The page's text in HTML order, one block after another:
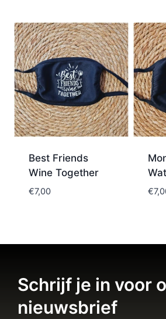
Best Friends
Wine Together
€7,00 €
Schrijf je in voor
nieuwsbrief